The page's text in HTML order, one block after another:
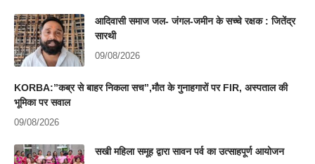
आदिवासी समाज जल- जंगल-जमीन के सच्चे रक्षक : जितेंद्र
सारथी
09/08/2026
KORBA:”कब्र से बाहर निकला सच”,मौत के गुनाहगारों पर FIR, अस्पताल की
भूमिका पर सवाल
09/08/2026
सखी महिला समूह द्वारा सावन पर्व का उत्साहपूर्ण आयोजन